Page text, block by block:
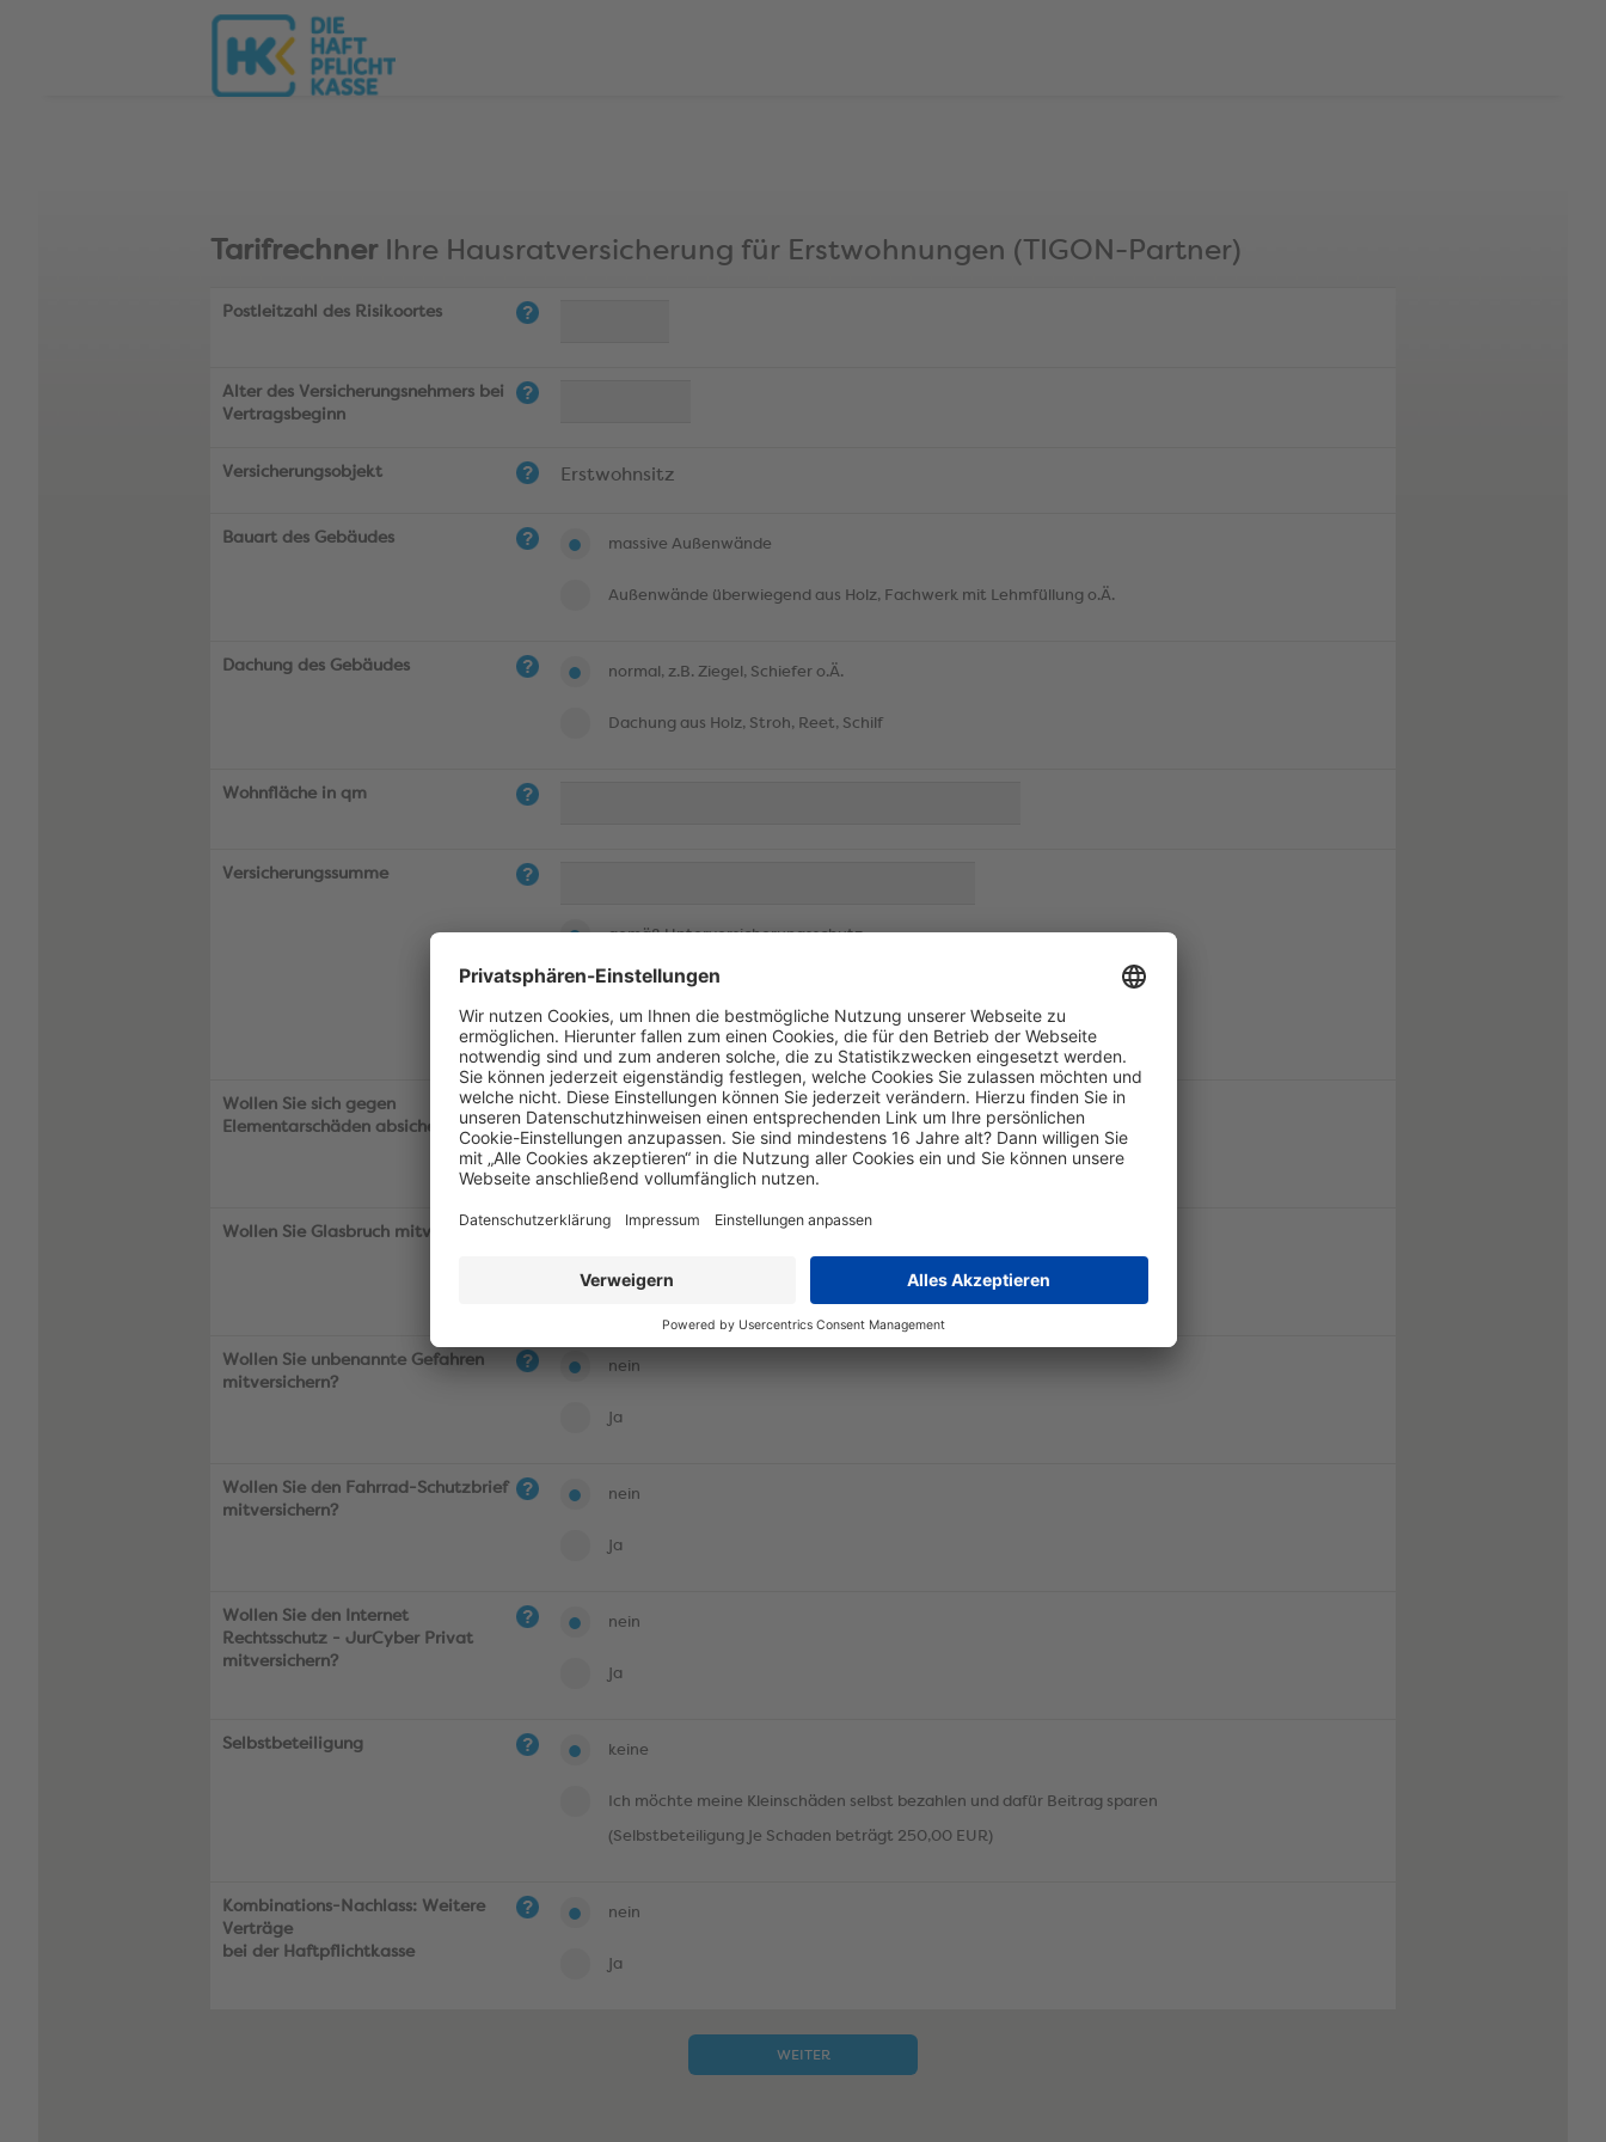
Tarifrechner Ihre Hausratversicherung für Erstwohnungen (TIGON-Partner)
Postleitzahl des Risikoortes
Alter des Versicherungsnehmers bei
Vertragsbeginn
Versicherungsobjekt Erstwohnsitz
Bauart des Gebäudes massive Außenwände
Außenwände überwiegend aus Holz, Fachwerk mit Lehmfüllung o.Ä.
Dachung des Gebäudes normal, z.B. Ziegel, Schiefer o.Ä.
Dachung aus Holz, Stroh, Reet, Schilf
Wohnfläche in qm
Versicherungssumme
gemäß Unterversicherungsschutz
individuelle Eingabe der Versicherungssumme
Tabelle zur Wertermittlung gem. Einzelaufstellung
Wollen Sie sich gegen
Elementarschäden absichern?
nein
ja
Wollen Sie Glasbruch mitversichern?
ja
Wollen Sie unbenannte Gefahren
mitversichern?
nein
ja
Wollen Sie den Fahrrad-Schutzbrief
mitversichern?
nein
ja
Wollen Sie den Internet
Rechtsschutz - JurCyber Privat
mitversichern?
nein
ja
Selbstbeteiligung keine
Ich möchte meine Kleinschäden selbst bezahlen und dafür Beitrag sparen
(Selbstbeteiligung je Schaden beträgt 250,00 EUR)
Kombinations-Nachlass: Weitere
Verträge
bei der Haftpflichtkasse
nein
ja